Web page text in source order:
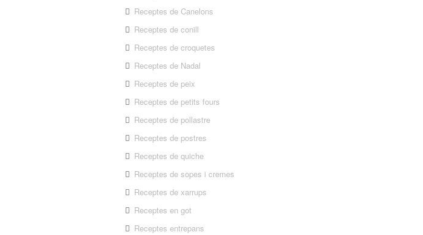
Receptes de Canelons
Receptes de conill
Receptes de croquetes
Receptes de Nadal
Receptes de peix
Receptes de petits fours
Receptes de pollastre
Receptes de postres
Receptes de quiche
Receptes de sopes i cremes
Receptes de xarrups
Receptes en got
Receptes entrepans